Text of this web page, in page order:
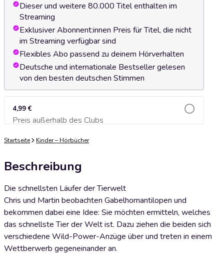
Dieser und weitere 80.000 Titel enthalten im
Streaming
Exklusiver Abonnent:innen Preis für Titel, die nicht
im Streaming verfügbar sind
Flexibles Abo passend zu deinem Hörverhalten
Deutsche und internationale Bestseller gelesen
von den besten deutschen Stimmen
4,99 €
Preis außerhalb des ClubsZum Warenkorb hinzufügen
Startseite Kinder – Hörbücher
Beschreibung
Die schnellsten Läufer der Tierwelt
Chris und Martin beobachten Gabelhornantilopen und
bekommen dabei eine Idee: Sie möchten ermitteln, welches
das schnellste Tier der Welt ist. Dazu ziehen die beiden sich
verschiedene Wild-Power-Anzüge über und treten in einem
Wettberwerb gegeneinander an.